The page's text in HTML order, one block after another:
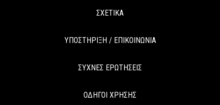
ΣΧΕΤΙΚΑ
ΥΠΟΣΤΗΡΙΞΗ / ΕΠΙΚΟΙΝΩΝΙΑ
ΣΥΧΝΕΣ ΕΡΩΤΗΣΕΙΣ
ΟΔΗΓΟΙ ΧΡΗΣΗΣ